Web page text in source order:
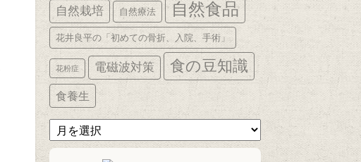
自然栽培 自然療法 自然食品
花井良平の「初めての骨折、入院、手術」
花粉症 電磁波対策 食の豆知識
食養生
ア
ー
カ